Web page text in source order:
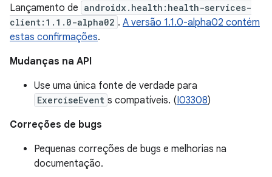
Lançamento de androidx.health:health-services-
client:1.1.0-alpha02 . A versão 1.1.0-alpha02 contém
estas confirmações.
Mudanças na API
Use uma única fonte de verdade para
ExerciseEvent s compatíveis. (I03308)
Correções de bugs
Pequenas correções de bugs e melhorias na
documentação.